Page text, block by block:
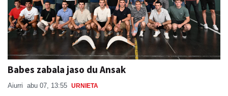
Babes zabala jaso du Ansak
Aiurri abu 07, 13:55 URNIETA